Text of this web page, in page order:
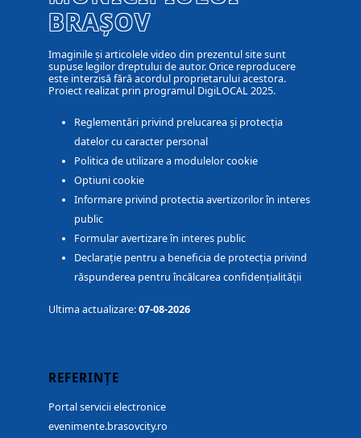
BRAȘOV
Imaginile și articolele video din prezentul site sunt
supuse legilor dreptului de autor. Orice reproducere
este interzisă fără acordul proprietarului acestora.
Proiect realizat prin programul DigiLOCAL 2025.
Reglementări privind prelucarea și protecția
datelor cu caracter personal
Politica de utilizare a modulelor cookie
Optiuni cookie
Informare privind protectia avertizorilor în interes
public
Formular avertizare în interes public
Declarație pentru a beneficia de protecția privind
răspunderea pentru încălcarea confidențialității
Ultima actualizare:07-08-2026
REFERINȚE
Portal servicii electronice
evenimente.brasovcity.ro